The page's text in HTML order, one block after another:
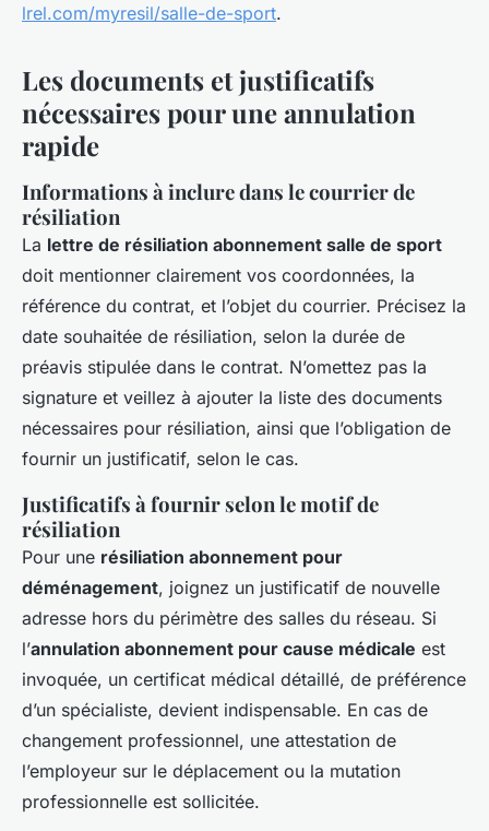
lrel.com/myresil/salle-de-sport.
Les documents et justificatifs
nécessaires pour une annulation
rapide
Informations à inclure dans le courrier de
résiliation
La lettre de résiliation abonnement salle de sport
doit mentionner clairement vos coordonnées, la
référence du contrat, et l’objet du courrier. Précisez la
date souhaitée de résiliation, selon la durée de
préavis stipulée dans le contrat. N’omettez pas la
signature et veillez à ajouter la liste des documents
nécessaires pour résiliation, ainsi que l’obligation de
fournir un justificatif, selon le cas.
Justificatifs à fournir selon le motif de
résiliation
Pour une résiliation abonnement pour
déménagement, joignez un justificatif de nouvelle
adresse hors du périmètre des salles du réseau. Si
l’annulation abonnement pour cause médicale est
invoquée, un certificat médical détaillé, de préférence
d’un spécialiste, devient indispensable. En cas de
changement professionnel, une attestation de
l’employeur sur le déplacement ou la mutation
professionnelle est sollicitée.